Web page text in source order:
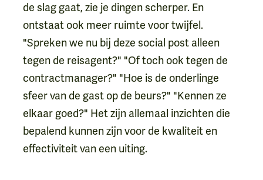
de slag gaat, zie je dingen scherper. En
ontstaat ook meer ruimte voor twijfel.
"Spreken we nu bij deze social post alleen
tegen de reisagent?" "Of toch ook tegen de
contractmanager?" "Hoe is de onderlinge
sfeer van de gast op de beurs?" "Kennen ze
elkaar goed?" Het zijn allemaal inzichten die
bepalend kunnen zijn voor de kwaliteit en
effectiviteit van een uiting.